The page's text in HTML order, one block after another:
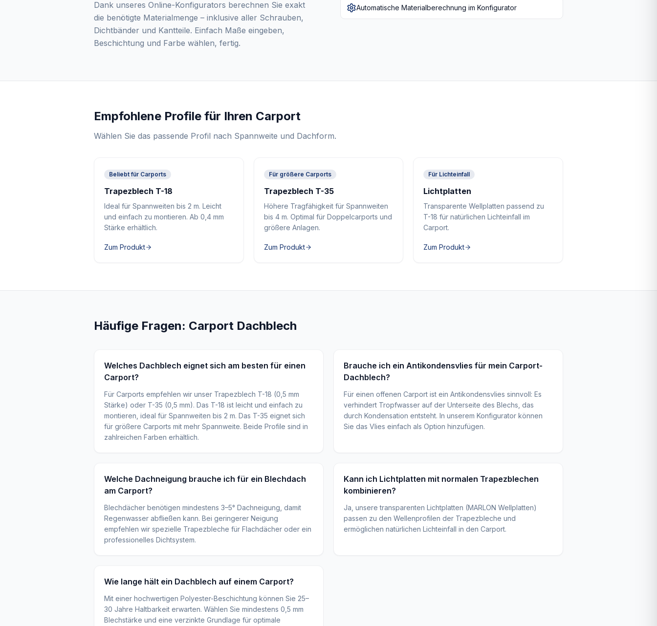
Dank unseres Online-Konfigurators berechnen Sie exakt
die benötigte Materialmenge – inklusive aller Schrauben,
Dichtbänder und Kantteile. Einfach Maße eingeben,
Beschichtung und Farbe wählen, fertig.
Automatische Materialberechnung im Konfigurator
Empfohlene Profile für Ihren Carport
Wählen Sie das passende Profil nach Spannweite und Dachform.
Beliebt für Carports
Trapezblech T-18
Ideal für Spannweiten bis 2 m. Leicht
und einfach zu montieren. Ab 0,4 mm
Stärke erhältlich.
Zum Produkt
Für größere Carports
Trapezblech T-35
Höhere Tragfähigkeit für Spannweiten
bis 4 m. Optimal für Doppelcarports und
größere Anlagen.
Zum Produkt
Für Lichteinfall
Lichtplatten
Transparente Wellplatten passend zu
T-18 für natürlichen Lichteinfall im
Carport.
Zum Produkt
Häufige Fragen: Carport Dachblech
Welches Dachblech eignet sich am besten für einen
Carport?
Für Carports empfehlen wir unser Trapezblech T-18 (0,5 mm
Stärke) oder T-35 (0,5 mm). Das T-18 ist leicht und einfach zu
montieren, ideal für Spannweiten bis 2 m. Das T-35 eignet sich
für größere Carports mit mehr Spannweite. Beide Profile sind in
zahlreichen Farben erhältlich.
Brauche ich ein Antikondensvlies für mein Carport-
Dachblech?
Für einen offenen Carport ist ein Antikondensvlies sinnvoll: Es
verhindert Tropfwasser auf der Unterseite des Blechs, das
durch Kondensation entsteht. In unserem Konfigurator können
Sie das Vlies einfach als Option hinzufügen.
Welche Dachneigung brauche ich für ein Blechdach
am Carport?
Blechdächer benötigen mindestens 3–5° Dachneigung, damit
Regenwasser abfließen kann. Bei geringerer Neigung
empfehlen wir spezielle Trapezbleche für Flachdächer oder ein
professionelles Dichtsystem.
Kann ich Lichtplatten mit normalen Trapezblechen
kombinieren?
Ja, unsere transparenten Lichtplatten (MARLON Wellplatten)
passen zu den Wellenprofilen der Trapezbleche und
ermöglichen natürlichen Lichteinfall in den Carport.
Wie lange hält ein Dachblech auf einem Carport?
Mit einer hochwertigen Polyester-Beschichtung können Sie 25–
30 Jahre Haltbarkeit erwarten. Wählen Sie mindestens 0,5 mm
Blechstärke und eine verzinkte Grundlage für optimale